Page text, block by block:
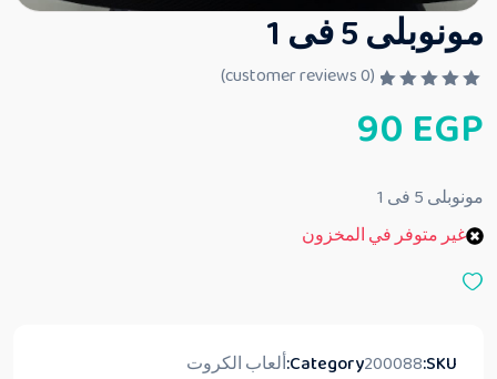
مونوبلى 5 فى 1
م
ا
ي
م
ن
(
0
90 EGP
مونوبلى 5 فى 1
غير متوفر في المخزون
SKU:
200088
Category:ألعاب الكروت